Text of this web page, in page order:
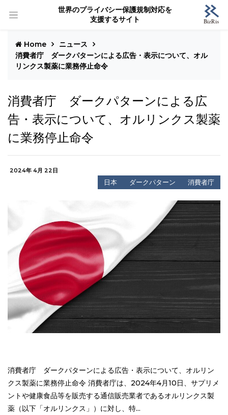
世界のプライバシー保護規制対応を
支援するサイト
Home
ニュース
消費者庁 ダークパターンによる広告・表示について、オル
リンクス製薬に業務停止命令
消費者庁 ダークパターンによる広
告・表示について、オルリンクス製薬
に業務停止命令
2024年 4月 22日
日本 ダークパターン 消費者庁
消費者庁 ダークパターンによる広告・表示について、オルリン
クス製薬に業務停止命令 消費者庁は、2024年4月10日、サプリメ
ントや健康食品等を販売する通信販売業者であるオルリンクス製
薬（以下「オルリンクス」）に対し、特...